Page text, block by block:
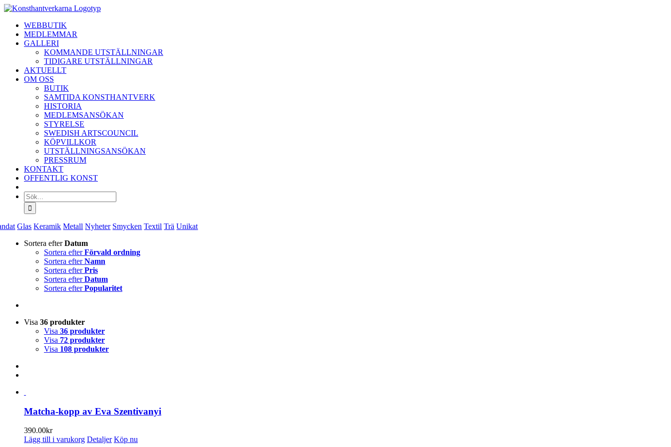
Fortsätt
innehålletWEBBUTIK
MEDLEMMAR
GALLERI
KOMMANDE UTSTÄLLNINGAR
TIDIGARE UTSTÄLLNINGAR
AKTUELLT
OM OSS
BUTIK
SAMTIDA KONSTHANTVERK
HISTORIA
MEDLEMSANSÖKAN
STYRELSE
SWEDISH ARTSCOUNCIL
KÖPVILLKOR
UTSTÄLLNINGSANSÖKAN
PRESSRUM
KONTAKT
OFFENTLIG KONST
Sök
efter:
Glas Keramik Metall Nyheter Smycken Textil Trä Unikat
Sortera efterDatum
Sortera efterFörvald ordning
Sortera efterNamn
Sortera efterPris
Sortera efterDatum
Sortera efterPopularitet
Visa 36 produkter
Visa 36 produkter
Visa 72 produkter
Visa 108 produkter
Matcha-kopp av Eva Szentivanyi
390.00kr
Lägg till i varukorg Detaljer Köp nu